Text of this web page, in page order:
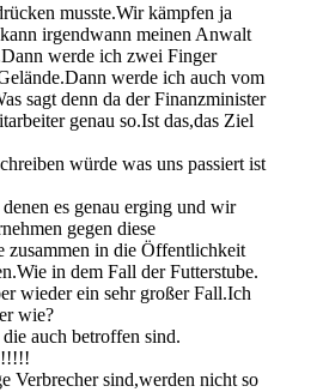
musste.Wir kämpfen ja
irgendwann meinen Anwalt
werde ich zwei Finger
werde ich auch vom
sagt denn da der Finanzminister
genau so.Ist das,das Ziel
würde was uns passiert ist
es genau erging und wir
gegen diese
zusammen in die Öffentlichkeit
in dem Fall der Futterstube.
wieder ein sehr großer Fall.Ich
wie?
auch betroffen sind.
Verbrecher sind,werden nicht so